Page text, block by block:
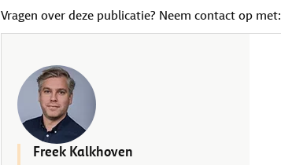
Vragen over deze publicatie? Neem contact op met:
Freek Kalkhoven